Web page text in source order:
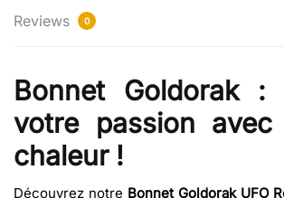
Reviews 0
Bonnet Goldorak :
votre passion
chaleur !
Découvrez notre Bonnet Goldorak UFO